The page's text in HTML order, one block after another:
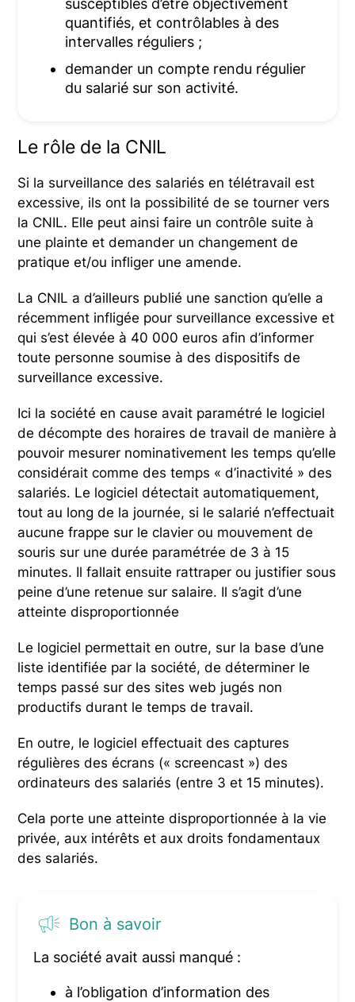
susceptibles d’être objectivement
quantifiés, et contrôlables à des
intervalles réguliers ;
demander un compte rendu régulier
du salarié sur son activité.
Le rôle de la CNlL
Si la surveillance des salariés en télétravail est
excessive, ils ont la possibilité de se tourner vers
la CNIL. Elle peut ainsi faire un contrôle suite à
une plainte et demander un changement de
pratique et/ou infliger une amende.
La CNIL a d’ailleurs publié une sanction qu’elle a
récemment infligée pour surveillance excessive et
qui s’est élevée à 40 000 euros afin d’informer
toute personne soumise à des dispositifs de
surveillance excessive.
Ici la société en cause avait paramétré le logiciel
de décompte des horaires de travail de manière à
pouvoir mesurer nominativement les temps qu’elle
considérait comme des temps « d’inactivité » des
salariés. Le logiciel détectait automatiquement,
tout au long de la journée, si le salarié n’effectuait
aucune frappe sur le clavier ou mouvement de
souris sur une durée paramétrée de 3 à 15
minutes. Il fallait ensuite rattraper ou justifier sous
peine d’une retenue sur salaire. Il s’agit d’une
atteinte disproportionnée
Le logiciel permettait en outre, sur la base d’une
liste identifiée par la société, de déterminer le
temps passé sur des sites web jugés non
productifs durant le temps de travail.
En outre, le logiciel effectuait des captures
régulières des écrans (« screencast ») des
ordinateurs des salariés (entre 3 et 15 minutes).
Cela porte une atteinte disproportionnée à la vie
privée, aux intérêts et aux droits fondamentaux
des salariés.
Bon à savoir
La société avait aussi manqué :
à l’obligation d’information des